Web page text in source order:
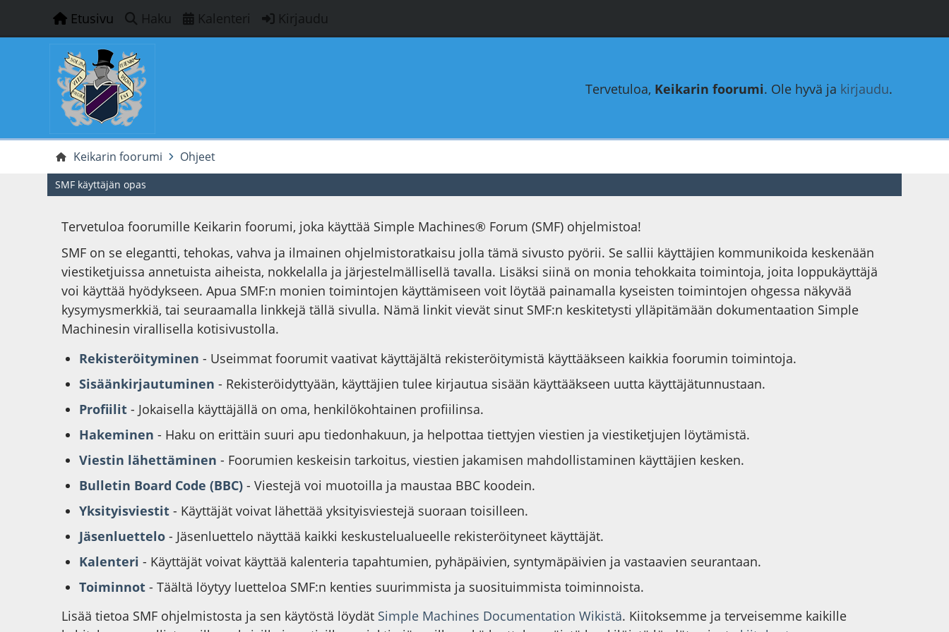
Etusivu Haku Kalenteri Kirjaudu
Tervetuloa, Keikarin foorumi. Ole hyvä ja kirjaudu.
Keikarin foorumi Ohjeet
SMF käyttäjän opas
Tervetuloa foorumille Keikarin foorumi, joka käyttää Simple Machines® Forum (SMF) ohjelmistoa!
SMF on se elegantti, tehokas, vahva ja ilmainen ohjelmistoratkaisu jolla tämä sivusto pyörii. Se sallii käyttäjien kommunikoida keskenään
viestiketjuissa annetuista aiheista, nokkelalla ja järjestelmällisellä tavalla. Lisäksi siinä on monia tehokkaita toimintoja, joita loppukäyttäjä
voi käyttää hyödykseen. Apua SMF:n monien toimintojen käyttämiseen voit löytää painamalla kyseisten toimintojen ohgessa näkyvää
kysymysmerkkiä, tai seuraamalla linkkejä tällä sivulla. Nämä linkit vievät sinut SMF:n keskitetysti ylläpitämään dokumentaation Simple
Machinesin virallisella kotisivustolla.
Rekisteröityminen - Useimmat foorumit vaativat käyttäjältä rekisteröitymistä käyttääkseen kaikkia foorumin toimintoja.
Sisäänkirjautuminen - Rekisteröidyttyään, käyttäjien tulee kirjautua sisään käyttääkseen uutta käyttäjätunnustaan.
Profiilit - Jokaisella käyttäjällä on oma, henkilökohtainen profiilinsa.
Hakeminen - Haku on erittäin suuri apu tiedonhakuun, ja helpottaa tiettyjen viestien ja viestiketjujen löytämistä.
Viestin lähettäminen - Foorumien keskeisin tarkoitus, viestien jakamisen mahdollistaminen käyttäjien kesken.
Bulletin Board Code (BBC)- Viestejä voi muotoilla ja maustaa BBC koodein.
Yksityisviestit - Käyttäjät voivat lähettää yksityisviestejä suoraan toisilleen.
Jäsenluettelo - Jäsenluettelo näyttää kaikki keskustelualueelle rekisteröityneet käyttäjät.
Kalenteri - Käyttäjät voivat käyttää kalenteria tapahtumien, pyhäpäivien, syntymäpäivien ja vastaavien seurantaan.
Toiminnot - Täältä löytyy luetteloa SMF:n kenties suurimmista ja suosituimmista toiminnoista.
Lisää tietoa SMF ohjelmistosta ja sen käytöstä löydät Simple Machines Documentation Wikistä. Kiitoksemme ja terveisemme kaikille